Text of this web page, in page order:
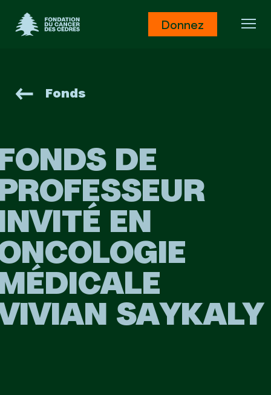
Fondation du Cancer des Cèdres
Donnez
Fonds
DE
EN
SAYKALY